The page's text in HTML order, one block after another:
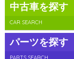
中古車を探す
CAR SEARCH
パーツを探す
PARTS SEARCH